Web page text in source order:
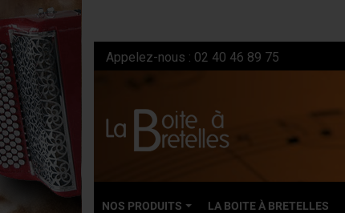
Appelez-nous : 02 40 46 89 75
NOS PRODUITS LA BOITE À BRETELLES